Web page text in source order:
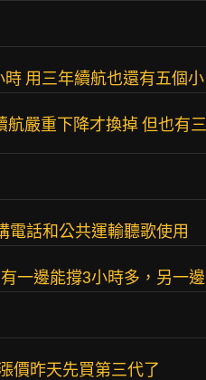
用三年續航也還有五個小
嚴重下降才換掉 但也有三
電話和公共運輸聽歌使用
一邊能撐3小時多，另一邊
價昨天先買第三代了